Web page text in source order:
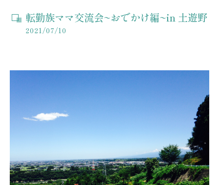
転勤族ママ交流会~おでかけ編~in 土遊野
2021/07/10